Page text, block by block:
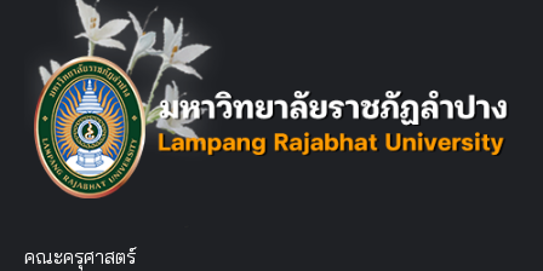
คณะครุศาสตร์